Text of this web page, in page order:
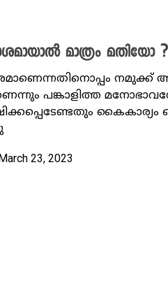
മാത്രം മതിയോ ?
നമുക്ക്
പങ്കാളിത്ത
കൈകാര്യം
23, 2023